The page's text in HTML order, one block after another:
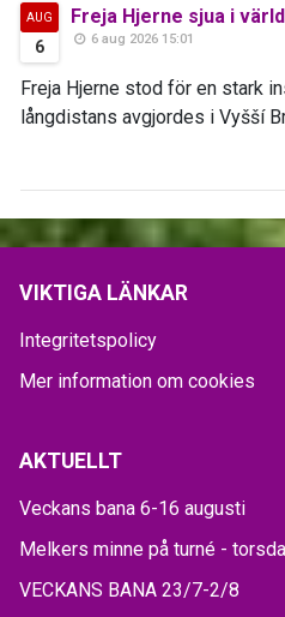
AUG
6
Freja Hjerne sjua i
6 aug 2026 15:01
Freja Hjerne stod för en stark
långdistans avgjordes i Vyšší
VIKTIGA LÄNKAR
Integritetspolicy
Mer information om cookies
AKTUELLT
Veckans bana 6-16 augusti
Melkers minne på turné -
VECKANS BANA 23/7-2/8